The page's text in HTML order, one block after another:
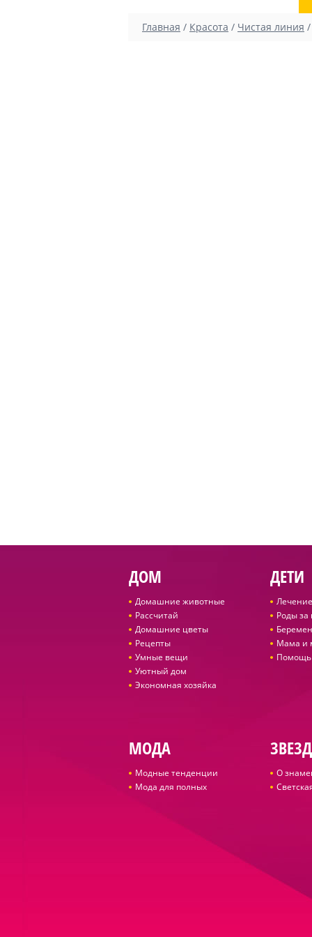
Главная / Красота / Чистая линия
ДОМ
Домашние животные
Рассчитай
Домашние цветы
Рецепты
Умные вещи
Уютный дом
Экономная хозяйка
ДЕТИ
Роды за
Мама и
Помощь
МОДА
Модные тенденции
Мода для полных
О